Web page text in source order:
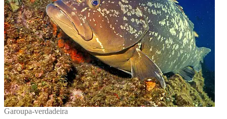
Garoupa-verdadeira